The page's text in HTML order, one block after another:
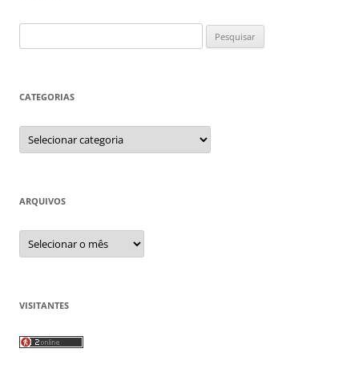
por:
CATEGORIAS
Categorias
ARQUIVOS
Arquivos
VISITANTES